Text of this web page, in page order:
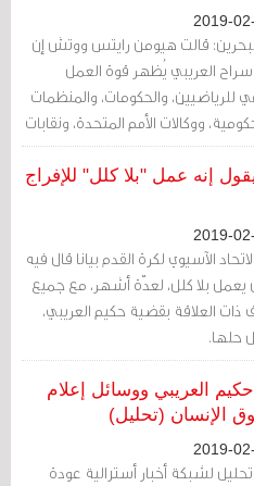
قالت هيومن رايتس ووتش إن
سراح العريبي يُظهر قوة العمل
للرياضيين، والحكومات، والمنظمات
ووكالات الأمم المتحدة، ونقابات
والاتحادات الرياضية في معالجة
الحقوقية.إنه عمل "بلا كلل" للإفراج
الآسيوي لكرة القدم بيانا قال فيه
يعمل بلا كلل، لعدّة أشهر، مع جميع
ذات العلاقة بقضية حكيم العريبي،
حلها.
العريبي ووسائل إعلام
الإنسان (تحليل)
لشبكة أخبار أسترالية عودة